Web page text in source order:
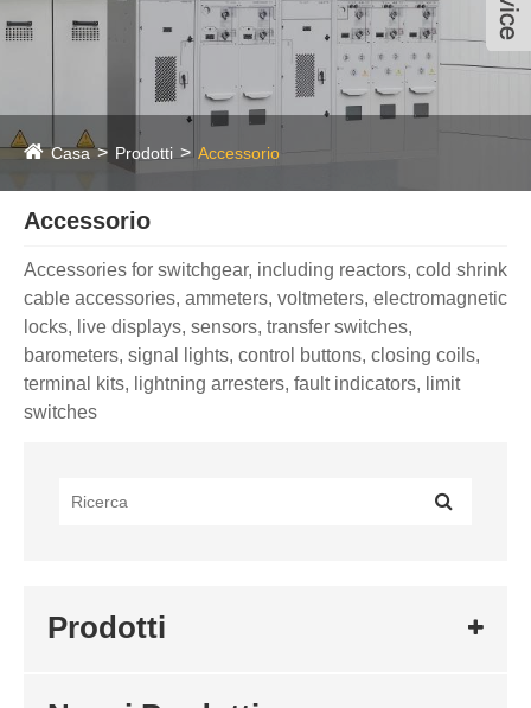
Casa Prodotti Accessorio
Accessorio
Accessories for switchgear, including reactors, cold shrink
cable accessories, ammeters, voltmeters, electromagnetic
locks, live displays, sensors, transfer switches,
barometers, signal lights, control buttons, closing coils,
terminal kits, lightning arresters, fault indicators, limit
switches
Prodotti